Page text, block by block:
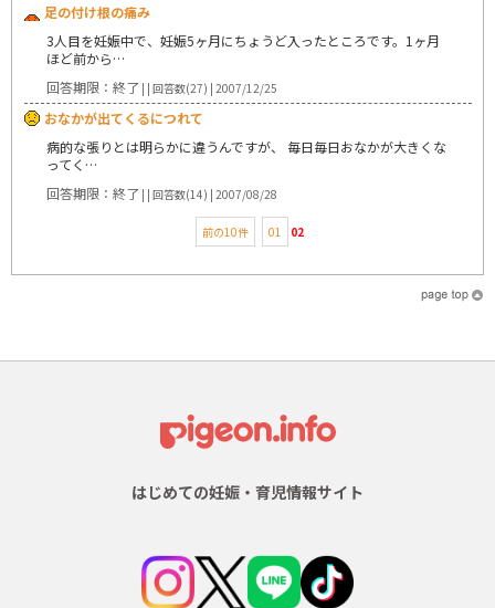
足の付け根の痛み
3人目を妊娠中で、妊娠5ヶ月にちょうど入ったところです。1ヶ月
ほど前から…
回答期限：終了 | | 回答数(27) | 2007/12/25
おなかが出てくるにつれて
病的な張りとは明らかに違うんですが、 毎日毎日おなかが大きくな
ってく…
回答期限：終了 | | 回答数(14) | 2007/08/28
前の10件 01 02
はじめての妊娠・育児情報サイト